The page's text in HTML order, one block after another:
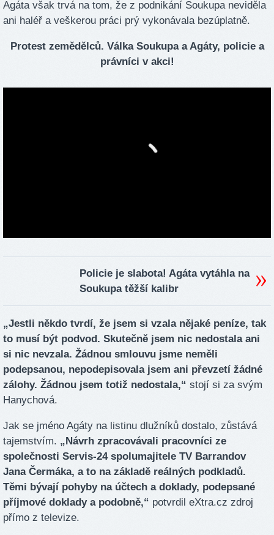
Agáta však trvá na tom, že z podnikání Soukupa neviděla
ani haléř a veškerou práci prý vykonávala bezúplatně.
Protest zemědělců. Válka Soukupa a Agáty, policie a
právníci v akci!
Policie je slabota! Agáta vytáhla na
Soukupa těžší kalibr
„Jestli někdo tvrdí, že jsem si vzala nějaké peníze, tak
to musí být podvod. Skutečně jsem nic nedostala ani
si nic nevzala. Žádnou smlouvu jsme neměli
podepsanou, nepodepisovala jsem ani převzetí žádné
zálohy. Žádnou jsem totiž nedostala,“ stojí si za svým
Hanychová.
Jak se jméno Agáty na listinu dlužníků dostalo, zůstává
tajemstvím. „Návrh zpracovávali pracovníci ze
společnosti Servis-24 spolumajitele TV Barrandov
Jana Čermáka, a to na základě reálných podkladů.
Těmi bývají pohyby na účtech a doklady, podepsané
příjmové doklady a podobně,“ potvrdil eXtra.cz zdroj
přímo z televize.